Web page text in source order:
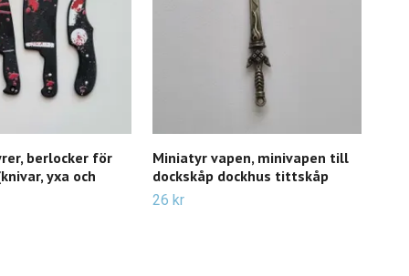
berlocker för
yxa och
Miniatyr vapen, minivapen till
dockskåp dockhus tittskåp
26 kr